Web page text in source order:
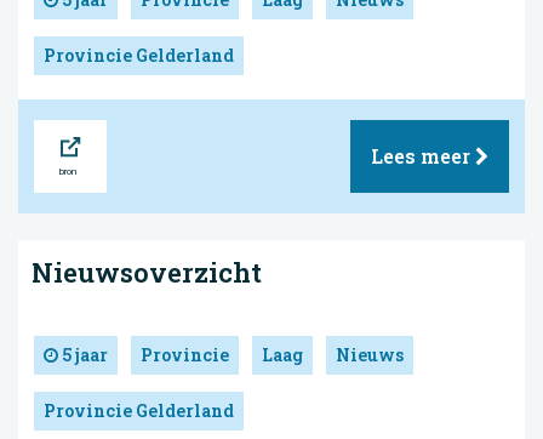
Provincie Gelderland
Lees meer
Nieuwsoverzicht
5 jaar Provincie Laag Nieuws
Provincie Gelderland